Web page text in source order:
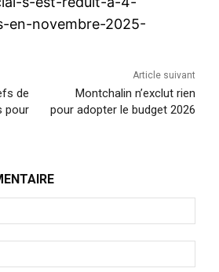
en-novembre-2025-
de
pour
Article suivant
Montchalin n’exclut rien
pour adopter le budget 2026
:*
:*